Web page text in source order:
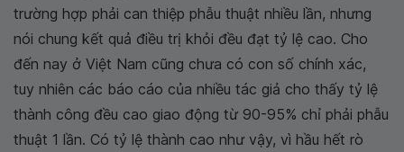
trường hợp phải can thiệp phẫu thuật nhiều lần, nhưng
nói chung kết quả điều trị khỏi đều đạt tỷ lệ cao. Cho
đến nay ở Việt Nam cũng chưa có con số chính xác,
tuy nhiên các báo cáo của nhiều tác giả cho thấy tỷ lệ
thành công đều cao giao động từ 90-95% chỉ phải phẫu
thuật 1 lần. Có tỷ lệ thành cao như vậy, vì hầu hết rò